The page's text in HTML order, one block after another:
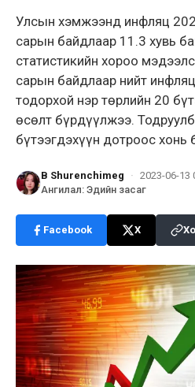
Улсын хэмжээнд инфляц
сарын байдлаар 11.3 хувь
статистикийн хороо
сарын байдлаар нийт
тодорхой нэр төрлийн 20
өсөлт бүрдүүлжээ.
бүтээгдэхүүн дотроос хонь
B Shurenchimeg · 2023-06-13
Ангилал: Эдийн засаг
Facebook X